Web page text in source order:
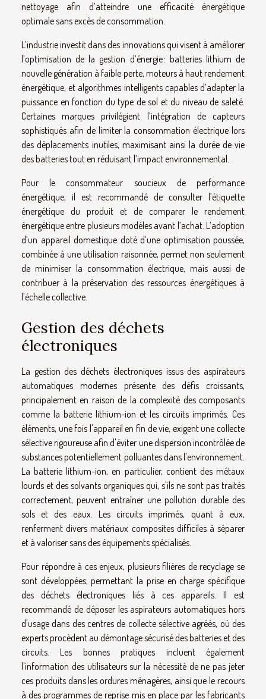
nettoyage afin d’atteindre une efficacité énergétique
optimale sans excès de consommation.
L’industrie investit dans des innovations qui visent à améliorer
l’optimisation de la gestion d’énergie : batteries lithium de
nouvelle génération à faible perte, moteurs à haut rendement
énergétique, et algorithmes intelligents capables d’adapter la
puissance en fonction du type de sol et du niveau de saleté.
Certaines marques privilégient l’intégration de capteurs
sophistiqués afin de limiter la consommation électrique lors
des déplacements inutiles, maximisant ainsi la durée de vie
des batteries tout en réduisant l’impact environnemental.
Pour le consommateur soucieux de performance
énergétique, il est recommandé de consulter l’étiquette
énergétique du produit et de comparer le rendement
énergétique entre plusieurs modèles avant l’achat. L’adoption
d’un appareil domestique doté d’une optimisation poussée,
combinée à une utilisation raisonnée, permet non seulement
de minimiser la consommation électrique, mais aussi de
contribuer à la préservation des ressources énergétiques à
l’échelle collective.
Gestion des déchets
électroniques
La gestion des déchets électroniques issus des aspirateurs
automatiques modernes présente des défis croissants,
principalement en raison de la complexité des composants
comme la batterie lithium-ion et les circuits imprimés. Ces
éléments, une fois l'appareil en fin de vie, exigent une collecte
sélective rigoureuse afin d'éviter une dispersion incontrôlée de
substances potentiellement polluantes dans l'environnement.
La batterie lithium-ion, en particulier, contient des métaux
lourds et des solvants organiques qui, s'ils ne sont pas traités
correctement, peuvent entraîner une pollution durable des
sols et des eaux. Les circuits imprimés, quant à eux,
renferment divers matériaux composites difficiles à séparer
et à valoriser sans des équipements spécialisés.
Pour répondre à ces enjeux, plusieurs filières de recyclage se
sont développées, permettant la prise en charge spécifique
des déchets électroniques liés à ces appareils. Il est
recommandé de déposer les aspirateurs automatiques hors
d'usage dans des centres de collecte sélective agréés, où des
experts procèdent au démontage sécurisé des batteries et des
circuits. Les bonnes pratiques incluent également
l'information des utilisateurs sur la nécessité de ne pas jeter
ces produits dans les ordures ménagères, ainsi que le recours
à des programmes de reprise mis en place par les fabricants